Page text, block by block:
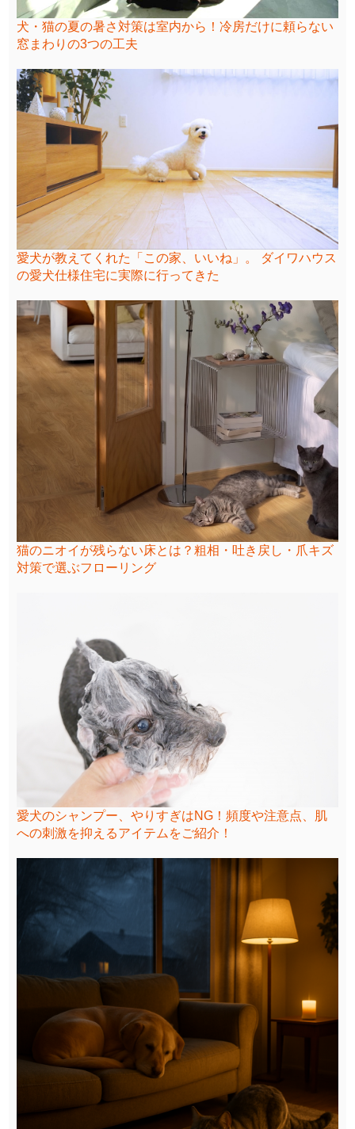
犬・猫の夏の暑さ対策は室内から！冷房だけに頼らない
窓まわりの3つの工夫
愛犬が教えてくれた「この家、いいね」。 ダイワハウス
の愛犬仕様住宅に実際に行ってきた
猫のニオイが残らない床とは？粗相・吐き戻し・爪キズ
対策で選ぶフローリング
愛犬のシャンプー、やりすぎはNG！頻度や注意点、肌
への刺激を抑えるアイテムをご紹介！